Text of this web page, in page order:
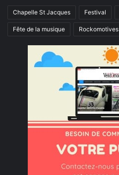
Chapelle St Jacques Festival
Fête de la musique Rockomotives